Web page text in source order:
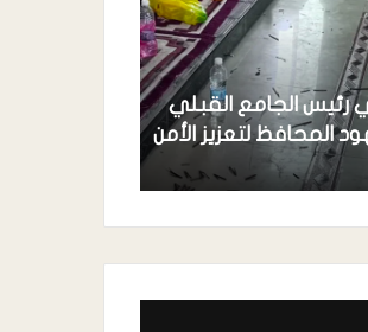
رئيس الجامع القبلي
المحافظ لتعزيز الأمن